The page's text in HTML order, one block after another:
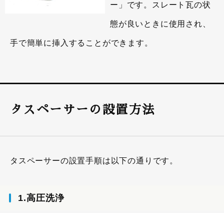
ー」です。スレート瓦の状
態が良いときに使用され、
手で簡単に挿入することができます。
タスペーサーの設置方法
タスペーサーの設置手順は以下の通りです。
1.高圧洗浄